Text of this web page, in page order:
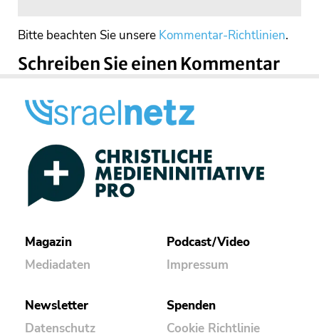
Bitte beachten Sie unsere Kommentar-Richtlinien.
Schreiben Sie einen Kommentar
Magazin
Mediadaten
Podcast/Video
Impressum
Newsletter
Datenschutz
Spenden
Cookie Richtlinie